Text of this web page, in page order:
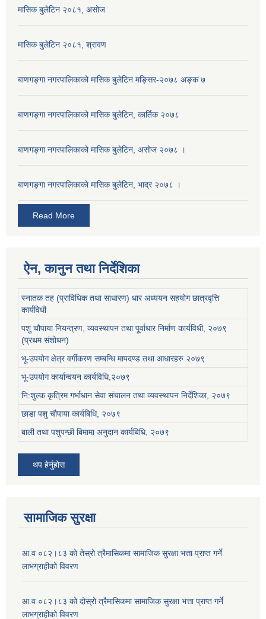
मासिक बुलेटिन २०८१, असोज
मासिक बुलेटिन २०८१, श्रावण
बाणगङ्गा नगरपालिकाको मासिक बुलेटिन मङ्सिर-२०७८ अङ्क ७
बाणगङ्गा नगरपालिकाको मासिक बुलेटिन, कार्तिक २०७८
बाणगङ्गा नगरपालिकाको मासिक बुलेटिन, असोज २०७८ ।
बाणगङ्गा नगरपालिकाकाे मासिक बुलेटिन, भाद्र २०७८ ।
Read More
ऐन, कानुन तथा निर्देशिका
स्नातक तह (प्राविधिक तथा साधारण) धार अध्ययन सहयोग छात्रवृत्ति
कार्यविधी
पशु चौपाया नियन्त्रण, व्यवस्थापन तथा पू्र्वाधार निर्माण कार्यविधी, २०७९
(प्रथम संशोधन)
भू-उपयोग क्षेत्र वर्गीकरण सम्बन्धि मापदण्ड तथा आधारहरु २०७९
भू-उपयोग कार्यान्वयन कार्यविधि,२०७९
नि:शुल्क कृत्रिम गर्भाधान सेवा संचालन तथा व्यवस्थापन निर्देशिका, २०७९
छाडा पशु चौपाया कार्यबिधि, २०७९
बाली तथा पशुपन्छी बिमामा अनुदान कार्यबिधि, २०७९
थप हेर्नुहोस
सामाजिक सुरक्षा
आ.व ०८२।८३ को तेस्रो त्रैमासिकमा सामाजिक सुरक्षा भत्ता प्राप्त गर्ने
लाभग्राहीको विवरण
आ.व ०८२।८३ को दोस्रो त्रैमासिकमा सामाजिक सुरक्षा भत्ता प्राप्त गर्ने
लाभग्राहीको विवरण